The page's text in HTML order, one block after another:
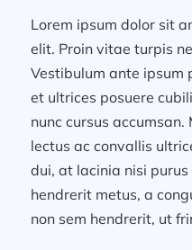
Lorem ipsum dolor sit
elit. Proin vitae turpis
Vestibulum ante ipsum
et ultrices posuere
nunc cursus
lectus ac convallis
dui, at lacinia nisi
hendrerit metus, a
non sem hendrerit, ut